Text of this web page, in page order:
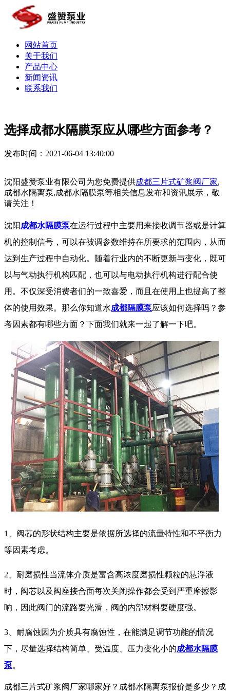
网站首页
关于我们
产品中心
新闻资讯
联系我们
选择成都水隔膜泵应从哪些方面参考？
发布时间：2021-06-04 13:40:00
沈阳盛赞泵业有限公司为您免费提供成都三片式矿浆阀厂家,
成都水隔离泵,成都水隔膜泵等相关信息发布和资讯展示，敬
请关注！
沈阳成都水隔膜泵在运行过程中主要用来接收调节器或是计算
机的控制信号，可以在被调参数维持在所要求的范围内，从而
达到生产过程中自动化。随着行业内的不断更新与变化，既可
以与气动执行机构匹配，也可以与电动执行机构进行配合使
用。不仅深受消费者们的一致喜爱，而且在使用上也提高了整
体的使用效果。那么你知道水成都隔膜泵应该如何选择吗？参
考因素都有哪些方面？下面我们就来一起了解一下吧。
1、阀芯的形状结构主要是依据所选择的流量特性和不平衡力
等因素考虑。
2、耐磨损性当流体介质是富含高浓度磨损性颗粒的悬浮液
时，阀芯以及阀座接合面每次关闭操作都会受到严重摩擦影
响，因此阀门的流路要光滑，阀的内部材料要硬度强。
3、耐腐蚀因为介质具有腐蚀性，在能满足调节功能的情况
下，尽量选择结构简单、受温度、压力变化小的成都水隔膜
泵。
成都三片式矿浆阀厂家哪家好？成都水隔离泵报价是多少？成